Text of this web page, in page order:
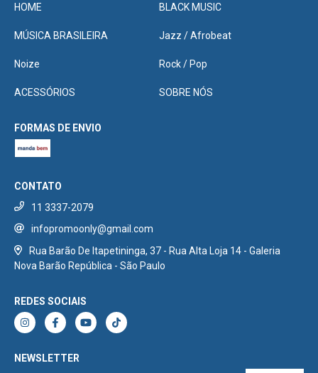
HOME BLACK MUSIC
MÚSICA BRASILEIRA Jazz / Afrobeat
Noize Rock / Pop
ACESSÓRIOS SOBRE NÓS
FORMAS DE ENVIO
CONTATO
11 3337-2079
infopromoonly@gmail.com
Rua Barão De Itapetininga, 37 - Rua Alta Loja 14 - Galeria
Nova Barão República - São Paulo
REDES SOCIAIS
NEWSLETTER